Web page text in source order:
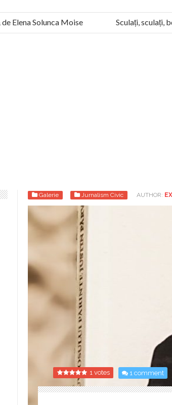
Solunca Moise Sculați, sculați,
agent ceaușist de la Humanitas militează
Galerie Jurnalism Civic AUTHOR:
1 votes 1 comment